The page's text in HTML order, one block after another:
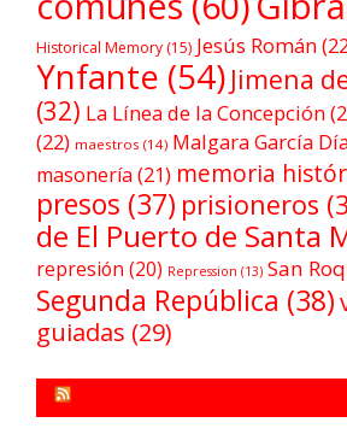
Historical Memory (15) Jesús Román
Ynfante (54) Jimena
(32) La Línea de la Concepción
(22) maestros (14) Malgara García
masonería (21) memoria
presos (37) prisioneros
de El Puerto de Santa
represión (20) Repression (13) San
Segunda República (38)
guiadas (29)